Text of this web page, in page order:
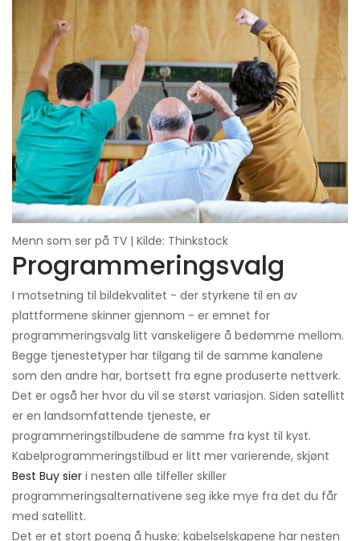
Menn som ser på TV | Kilde: Thinkstock
Programmeringsvalg
I motsetning til bildekvalitet - der styrkene til en av
plattformene skinner gjennom - er emnet for
programmeringsvalg litt vanskeligere å bedømme mellom.
Begge tjenestetyper har tilgang til de samme kanalene
som den andre har, bortsett fra egne produserte nettverk.
Det er også her hvor du vil se størst variasjon. Siden satellitt
er en landsomfattende tjeneste, er
programmeringstilbudene de samme fra kyst til kyst.
Kabelprogrammeringstilbud er litt mer varierende, skjønt
Best Buy sier i nesten alle tilfeller skiller
programmeringsalternativene seg ikke mye fra det du får
med satellitt.
Det er et stort poeng å huske: kabelselskapene har nesten